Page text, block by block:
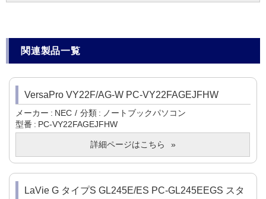
関連製品一覧
VersaPro VY22F/AG-W PC-VY22FAGEJFHW
メーカー NEC 分類
ノートブックパソコン
型番
PC-VY22FAGEJFHW
詳細ページはこちら
LaVie G タイプS GL245E/ES PC-GL245EEGS スタ